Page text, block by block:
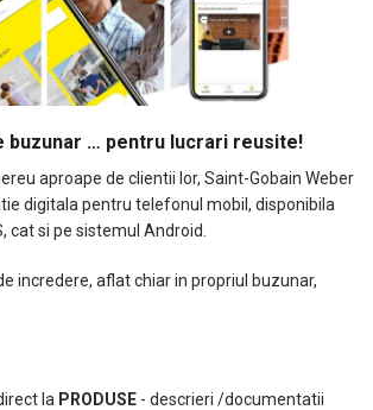
buzunar … pentru lucrari reusite!
aproape de clientii lor, Saint-Gobain Weber
digitala pentru telefonul mobil, disponibila
cat si pe sistemul Android.
incredere, aflat chiar in propriul buzunar,
la PRODUSE - descrieri /documentatii